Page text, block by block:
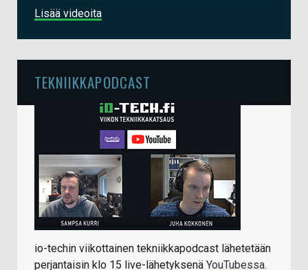
Lisää videoita
TEKNIIKKAPODCAST
io-techin viikottainen tekniikkapodcast lähetetään
perjantaisin klo 15 live-lähetyksenä YouTubessa.